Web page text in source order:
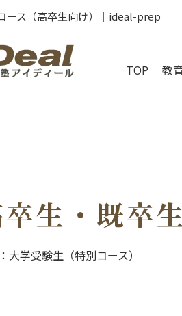
ース（高卒生向け）｜ideal-prep
TOP 教
生・既卒
大学受験生（特別コース）